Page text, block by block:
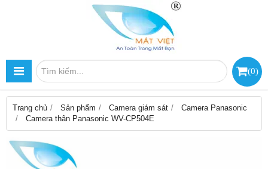
(0)
Trang chủ Sản phẩm Camera giám sát
Camera Panasonic
Camera thân Panasonic WV-CP504E